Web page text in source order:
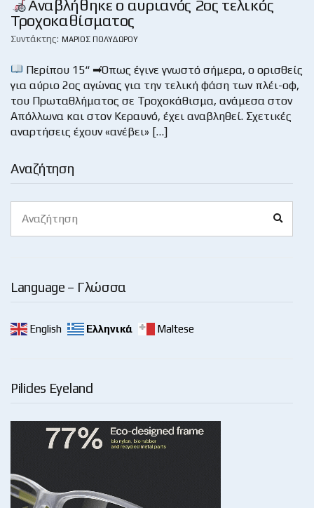
Αναζήτηση
for:
Language – Γλώσσα
English Ελληνικά Maltese
Pilides Eyeland
Αναβλήθηκε ο αυριανός 2ος τελικός
Τροχοκαθίσματος
Συντάκτης: ΜΆΡΙΟΣ ΠΟΛΥΔΏΡΟΥ
Περίπου 15“ ➡Όπως έγινε γνωστό σήμερα, ο ορισθείς
για αύριο 2ος αγώνας για την τελική φάση των πλέι-οφ,
του Πρωταθλήματος σε Τροχοκάθισμα, ανάμεσα στον
Απόλλωνα και στον Κεραυνό, έχει αναβληθεί. Σχετικές
αναρτήσεις έχουν «ανέβει» […]